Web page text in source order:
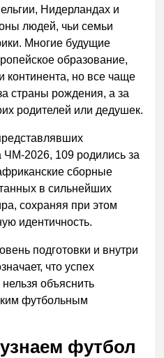
Нидерландах и
людей, чьи семьи
Многие будущие
образование,
но все чаще
страны рождения, а за
родителей или дедушек.
2026, 109 родились за
сборные
в сильнейших
сохраняя при этом
идентичность.
подготовки и внутри
что успех
объяснить
футбольным
футбол